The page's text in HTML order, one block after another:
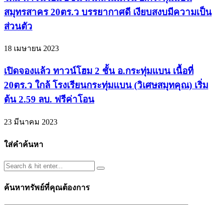
สมุทรสาคร 20ตร.ว บรรยากาศดี เงียบสงบมีความเป็น
ส่วนตัว
18 เมษายน 2023
เปิดจองแล้ว ทาวน์โฮม 2 ชั้น อ.กระทุ่มแบน เนื้อที่
20ตร.ว ใกล้ โรงเรียนกระทุ่มแบน (วิเศษสมุทคุณ) เริ่ม
ต้น 2.59 ลบ. ฟรีค่าโอน
23 มีนาคม 2023
ใส่คำค้นหา
ค้นหาทรัพย์ที่คุณต้องการ